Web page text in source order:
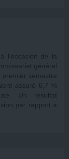
l’occasion de la
général
semestre
assuré 6,7 %
Un résultat
par rapport à